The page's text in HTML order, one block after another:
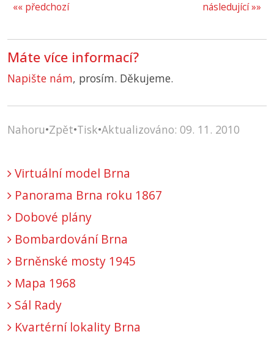
následující »»
«« předchozí
Máte více informací?
Napište nám, prosím. Děkujeme.
Nahoru•Zpět•Tisk•Aktualizováno: 09. 11. 2010
Virtuální model Brna
Panorama Brna roku 1867
Dobové plány
Bombardování Brna
Brněnské mosty 1945
Mapa 1968
Sál Rady
Kvartérní lokality Brna